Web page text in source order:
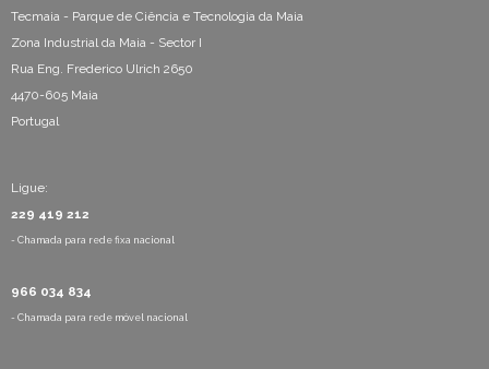
Tecmaia - Parque de Ciência e Tecnologia da Maia
Zona Industrial da Maia - Sector I
Rua Eng. Frederico Ulrich 2650
4470-605 Maia
Portugal
Ligue:
229 419 212
- Chamada para rede fixa nacional
966 034 834
- Chamada para rede móvel nacional